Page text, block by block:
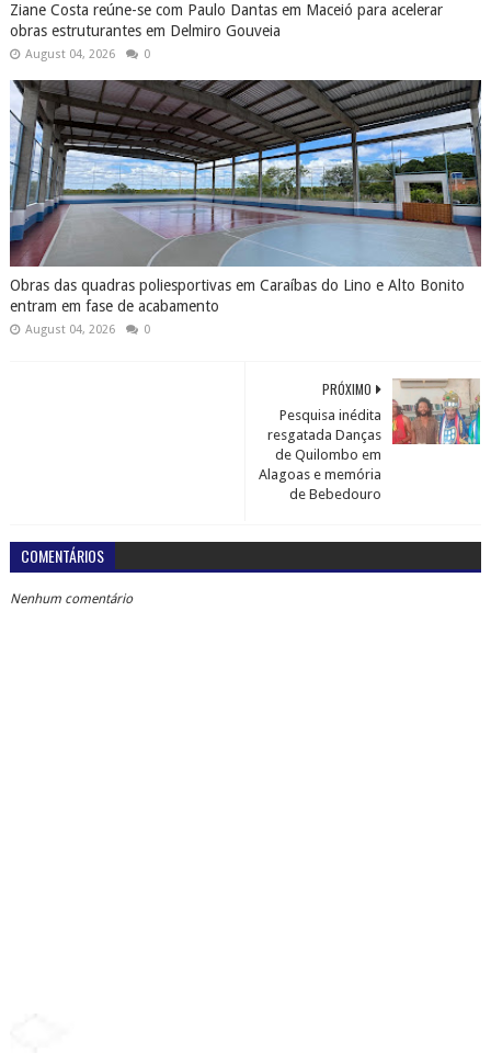
Ziane Costa reúne-se com Paulo Dantas em Maceió para acelerar
obras estruturantes em Delmiro Gouveia
August 04, 2026 0
Obras das quadras poliesportivas em Caraíbas do Lino e Alto Bonito
entram em fase de acabamento
August 04, 2026 0
PRÓXIMO
Pesquisa inédita
resgatada Danças
de Quilombo em
Alagoas e memória
de Bebedouro
COMENTÁRIOS
Nenhum comentário